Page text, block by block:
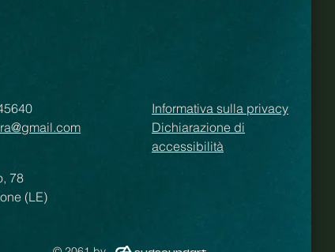
78
(LE)
Informativa sulla privacy
Dichiarazione di
accessibilità